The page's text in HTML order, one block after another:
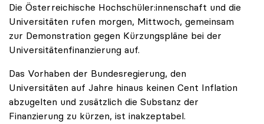
Die Österreichische Hochschüler:innenschaft und die
Universitäten rufen morgen, Mittwoch, gemeinsam
zur Demonstration gegen Kürzungspläne bei der
Universitätenfinanzierung auf.
Das Vorhaben der Bundesregierung, den
Universitäten auf Jahre hinaus keinen Cent Inflation
abzugelten und zusätzlich die Substanz der
Finanzierung zu kürzen, ist inakzeptabel.